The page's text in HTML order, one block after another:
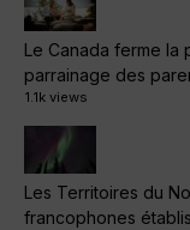
Le Canada ferme la
parrainage des
1.1k views
Les Territoires du
francophones